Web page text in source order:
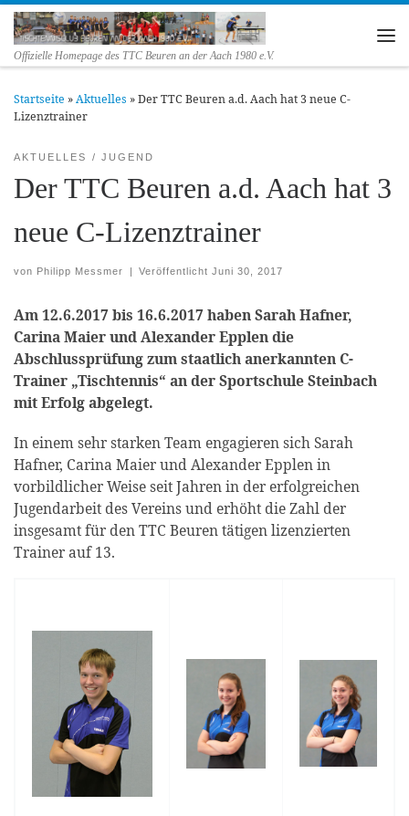
Zum Inhalt springen
Offizielle Homepage des TTC Beuren an der Aach 1980 e.V.
Startseite »Aktuelles »Der TTC Beuren a.d. Aach hat 3 neue C-
Lizenztrainer
AKTUELLES JUGEND
Der TTC Beuren a.d. Aach hat 3
neue C-Lizenztrainer
von Philipp Messmer VeröffentlichtJuni 30, 2017
Am 12.6.2017 bis 16.6.2017 haben Sarah Hafner,
Carina Maier und Alexander Epplen die
Abschlussprüfung zum staatlich anerkannten C-
Trainer „Tischtennis“ an der Sportschule Steinbach
mit Erfolg abgelegt.
In einem sehr starken Team engagieren sich Sarah
Hafner, Carina Maier und Alexander Epplen in
vorbildlicher Weise seit Jahren in der erfolgreichen
Jugendarbeit des Vereins und erhöht die Zahl der
insgesamt für den TTC Beuren tätigen lizenzierten
Trainer auf 13.